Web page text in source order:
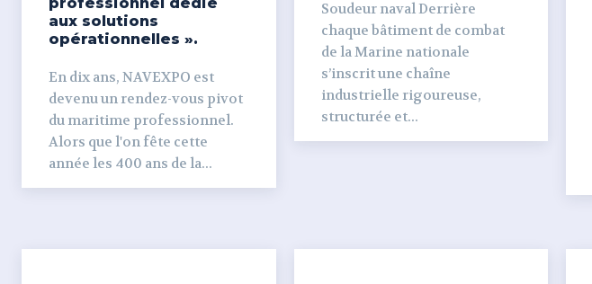
aux solutions
opérationnelles ».
En dix ans, NAVEXPO est
devenu un rendez-vous pivot
du maritime professionnel.
Alors que l'on fête cette
année les 400 ans de la...
Soudeur naval Derrière
chaque bâtiment de combat
de la Marine nationale
s’inscrit une chaîne
industrielle rigoureuse,
structurée et...